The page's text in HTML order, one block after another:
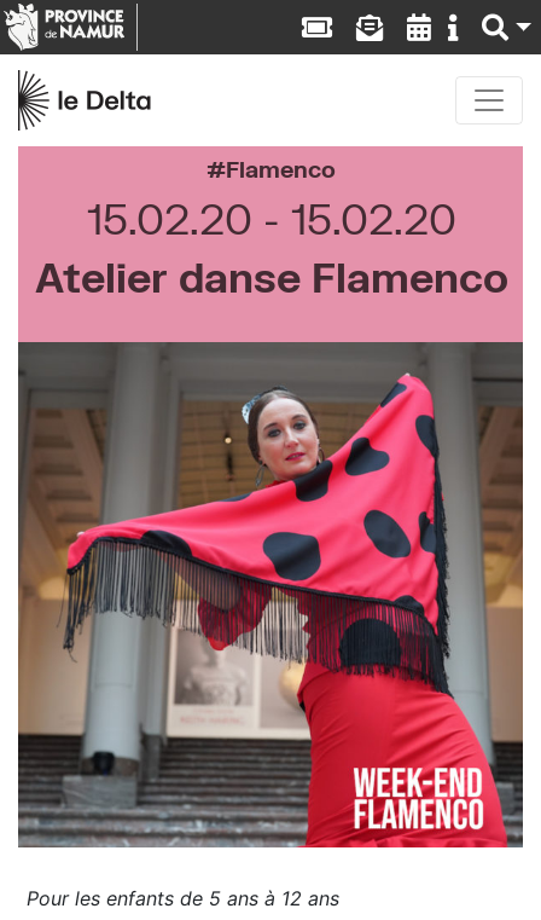
Flamenco
15.02.20
15.02.20
Atelier danse Flamenco
Pour les enfants de 5 ans à 12 ans